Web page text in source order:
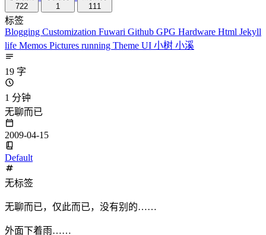
722
1
111
标签
Blogging Customization Fuwari Github GPG Hardware Html Jekyll
life Memos Pictures running Theme UI 小树 小溪
19 字
1 分钟
无聊而已
2009-04-15
Default
无标签
无聊而已，仅此而已，没有别的……
外面下着雨……